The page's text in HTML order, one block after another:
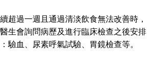
超過一週且通過清淡飲食無法改善時，
生會詢問病歷及進行臨床檢查之後安排
驗血、尿素呼氣試驗、胃鏡檢查等。